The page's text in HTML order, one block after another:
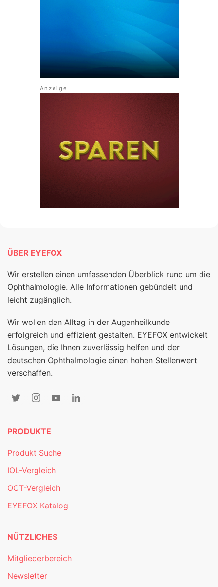
ÜBER EYEFOX
Wir erstellen einen umfassenden Überblick rund um die
Ophthalmologie. Alle Informationen gebündelt und
leicht zugänglich.
Wir wollen den Alltag in der Augenheilkunde
erfolgreich und effizient gestalten. EYEFOX entwickelt
Lösungen, die Ihnen zuverlässig helfen und der
deutschen Ophthalmologie einen hohen Stellenwert
verschaffen.
PRODUKTE
Produkt Suche
IOL-Vergleich
OCT-Vergleich
EYEFOX Katalog
NÜTZLICHES
Mitgliederbereich
Newsletter